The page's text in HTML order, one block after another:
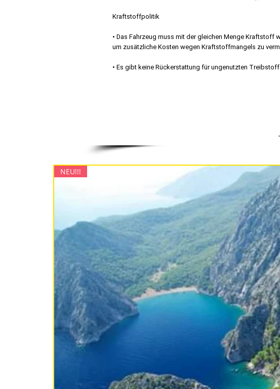
Kraftstoffpolitik
• Das Fahrzeug muss mit der gleichen Menge Kraftstoff
um zusätzliche Kosten wegen Kraftstoffmangels zu
• Es gibt keine Rückerstattung für ungenutzten
NEU!!!